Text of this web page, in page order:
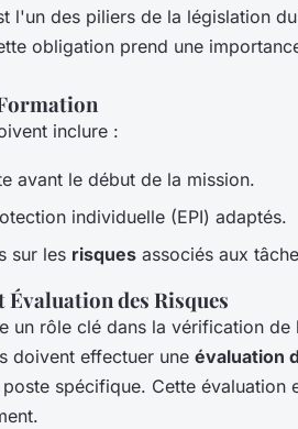
l'un des piliers de la législation
obligation prend une
inclure :
avant le début de la mission.
individuelle (EPI) adaptés.
sur les risques associés aux
des Risques
un rôle clé dans la vérification
doivent effectuer une évaluation
spécifique. Cette évaluation